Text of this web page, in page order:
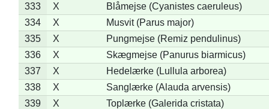
333
X
Blåmejse (Cyanistes caeruleus)
334
X
Musvit (Parus major)
335
X
Pungmejse (Remiz pendulinus)
336
X
Skægmejse (Panurus biarmicus)
337
X
Hedelærke (Lullula arborea)
338
X
Sanglærke (Alauda arvensis)
339
X
Toplærke (Galerida cristata)